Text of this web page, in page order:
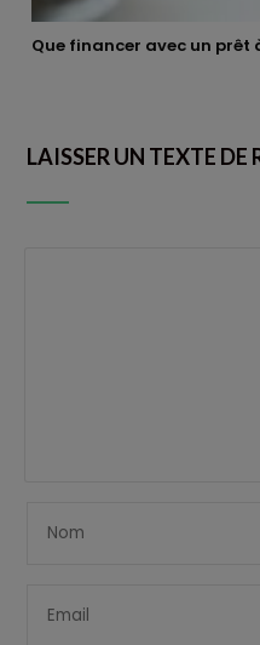
Que financer avec un prêt
LAISSER UN TEXTE DE